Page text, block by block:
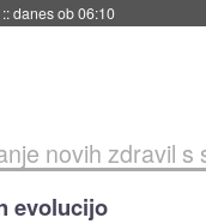
novih zdravil s
evolucijo